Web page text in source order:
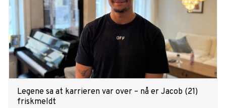
Legene sa at karrieren var over – nå er Jacob (21)
friskmeldt